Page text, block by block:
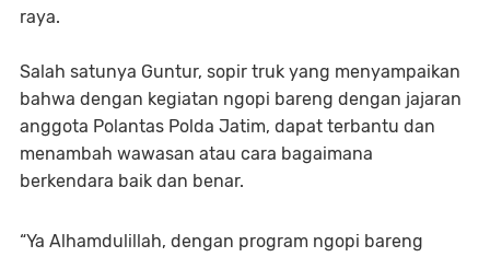
raya.
Salah satunya Guntur, sopir truk yang menyampaikan
bahwa dengan kegiatan ngopi bareng dengan jajaran
anggota Polantas Polda Jatim, dapat terbantu dan
menambah wawasan atau cara bagaimana
berkendara baik dan benar.
“Ya Alhamdulillah, dengan program ngopi bareng